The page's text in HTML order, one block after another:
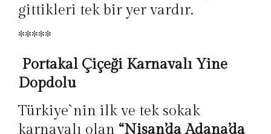
gittikleri tek bir yer vardır.
*****
Portakal Çiçeği Karnavalı Yine
Dopdolu
Türkiye`nin ilk ve tek sokak
karnavalı olan “Nisan’da Adana’da